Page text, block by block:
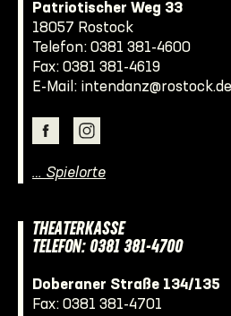
Patriotischer Weg 33
18057 Rostock
Telefon: 0381 381-4600
Fax: 0381 381-4619
E-Mail: intendanz@rostock.de
… Spielorte
THEATERKASSE
TELEFON: 0381 381-4700
Doberaner Straße 134/135
Fax: 0381 381-4701